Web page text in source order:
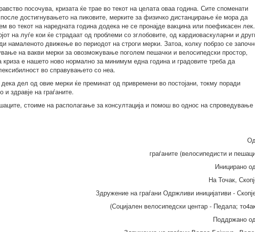
посочува, кризата ќе трае во текот на целата оваа година. Сите споменати
достигнувањето на пиковите, мерките за физичко дистанцирање ќе мора да
во текот на наредната година додека не се пронајде вакцина или поефикасен
на луѓе кои ќе страдаат од проблеми со зглобовите, од кардиоваскуларни и
намаленото движење во периодот на строги мерки. Затоа, колку побрзо се
на вакви мерки за овозможување поголем пешачки и велосипедски простор,
криза е нашето ново нормално за минимум една година и градовите треба да
во справувањето со неа.
дел од овие мерки ќе преминат од привремени во постојани, токму поради
здравје на граѓаните.
стоиме на располагање за консултација и помош во однос на спроведување
граѓаните (велосипедисти и
Иницирано
На Точак,
Здружение на граѓани Одржливи иницијативи -
(Социјален велосипедски центар - Педала;
Поддржано